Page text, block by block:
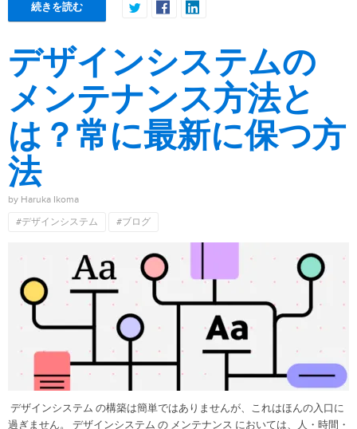
続きを読む
デザインシステムの
メンテナンス方法と
は？常に最新に保つ方
法
by Haruka Ikoma
#デザインシステム
#ブログ
デザインシステム の構築は簡単ではありませんが、これはほんの入口に
過ぎません。 デザインシステム の メンテナンス においては、人・時間・